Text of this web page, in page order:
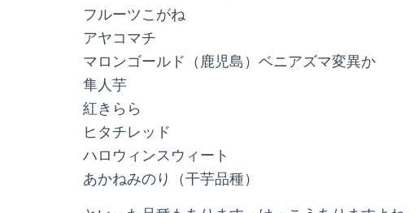
フルーツこがね
アヤコマチ
マロンゴールド（鹿児島）ベニアズマ変異か
隼人芋
紅きらら
ヒタチレッド
ハロウィンスウィート
あかねみのり（干芋品種）